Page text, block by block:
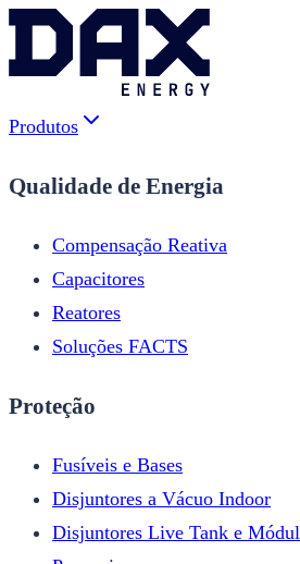
Produtos
Qualidade de Energia
Compensação Reativa
Capacitores
Reatores
Soluções FACTS
Proteção
Fusíveis e Bases
Disjuntores a Vácuo Indoor
Disjuntores Live Tank e